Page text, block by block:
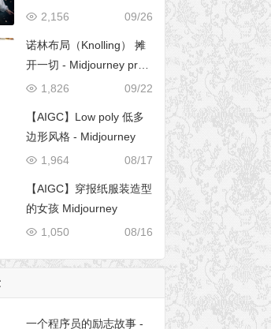
09/26
2,156
诺林布局（Knolling） 摊
开一切 - Midjourney pro
mpt
09/22
1,826
【AIGC】Low poly 低多
边形风格 - Midjourney
08/17
1,964
【AIGC】穿报纸服装造型
的女孩 Midjourney
08/16
1,050
一个程序员的励志故事 -